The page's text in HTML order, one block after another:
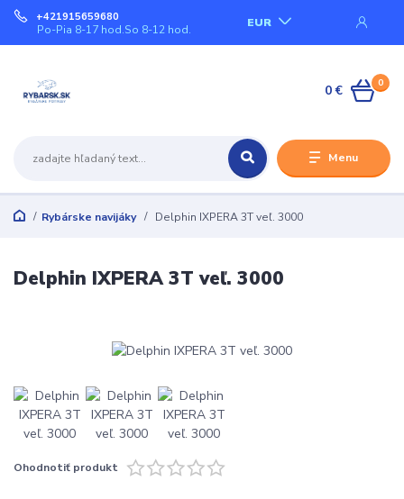
Menu
EUR
+421915659680
Po-Pia 8-17 hod.So 8-12 hod.
0
0 €
Rybárske navijáky Delphin IXPERA 3T veľ. 3000
Delphin IXPERA 3T veľ. 3000
Ohodnotiť produkt